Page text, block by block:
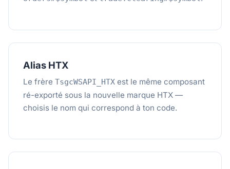
Alias HTX
Le frère TsgcWSAPI_HTX est le même composant
ré-exporté sous la nouvelle marque HTX —
choisis le nom qui correspond à ton code.